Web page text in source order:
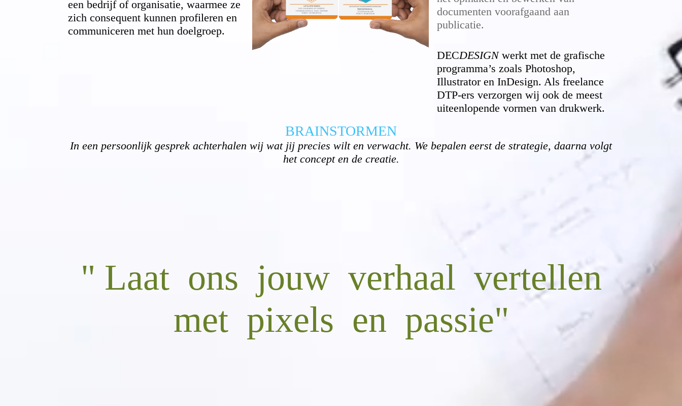
een bedrijf of organisatie, waarmee ze
zich consequent kunnen profileren en
communiceren met hun doelgroep.
documenten voorafgaand aan
publicatie.
DECDESIGNwerkt met de grafische
programma’s zoals Photoshop,
Illustrator en InDesign. Als freelance
DTP-ers verzorgen wij ook de meest
uiteenlopende vormen van drukwerk.
BRAINSTORMEN
In een persoonlijk gesprek achterhalen wij wat jij precies wilt en verwacht. We bepalen eerst de strategie, daarna volgt
het concept en de creatie.
" Laat ons jouw verhaal vertellen
met pixels en passie"